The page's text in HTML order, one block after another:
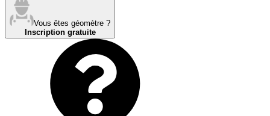
Vous êtes géomètre ?
Inscription gratuite